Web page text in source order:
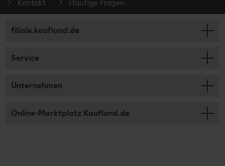
Kontakt Häufige Fragen
filiale.kaufland.de
Service
Unternehmen
Online-Marktplatz Kaufland.de